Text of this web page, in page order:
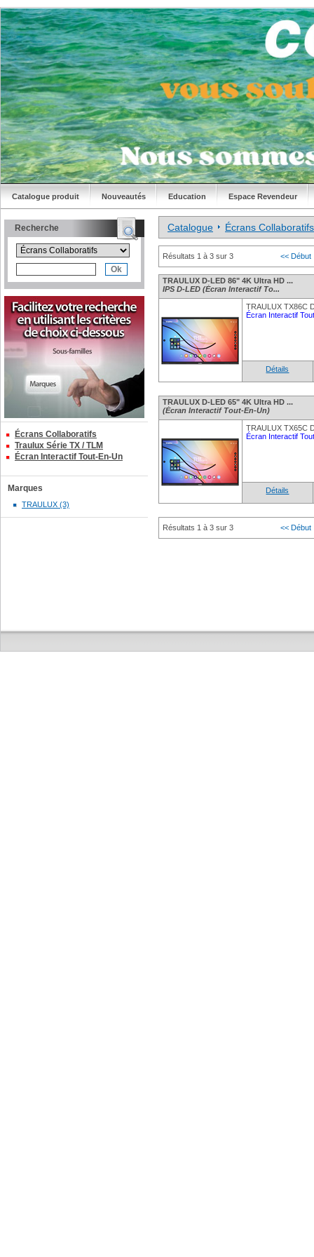
Catalogue produit Nouveautés Education Espace Revendeur
Recherche
Écrans Collaboratifs
Traulux Série TX / TLM
Écran Interactif Tout-En-Un
Marques
TRAULUX (3)
Catalogue Écrans Collaboratifs
Résultats 1 à 3 sur 3 << Début
TRAULUX D-LED 86" 4K Ultra HD ...
IPS D-LED (Écran Interactif To...
TRAULUX TX86C
Écran Interactif
Détails
TRAULUX D-LED 65" 4K Ultra HD ...
(Écran Interactif Tout-En-Un)
TRAULUX TX65C
Écran Interactif
Détails
Résultats 1 à 3 sur 3 << Début